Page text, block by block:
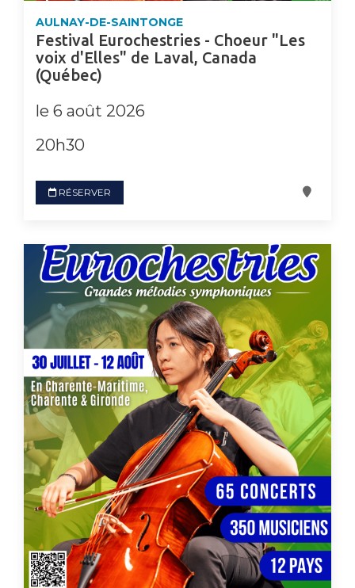
AULNAY-DE-SAINTONGE
Festival Eurochestries - Choeur "Les
voix d'Elles" de Laval, Canada
(Québec)
le 6 août 2026
20h30
RÉSERVER